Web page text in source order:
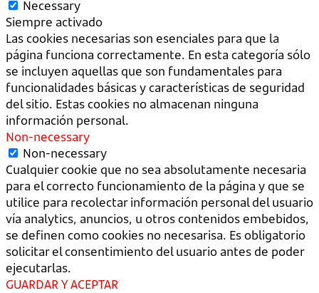
Necessary
Siempre activado
Las cookies necesarias son esenciales para que la
página funciona correctamente. En esta categoría sólo
se incluyen aquellas que son fundamentales para
funcionalidades básicas y características de seguridad
del sitio. Estas cookies no almacenan ninguna
información personal.
Non-necessary
Non-necessary
Cualquier cookie que no sea absolutamente necesaria
para el correcto funcionamiento de la página y que se
utilice para recolectar información personal del usuario
vía analytics, anuncios, u otros contenidos embebidos,
se definen como cookies no necesarisa. Es obligatorio
solicitar el consentimiento del usuario antes de poder
ejecutarlas.
GUARDAR Y ACEPTAR